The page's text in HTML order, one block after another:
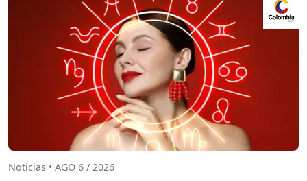
Noticias • AGO 6 / 2026